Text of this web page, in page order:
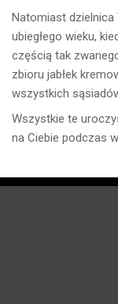
Natomiast dzielnica
ubiegłego wieku,
częścią tak
zbioru jabłek
wszystkich
Wszystkie te
na Ciebie podczas